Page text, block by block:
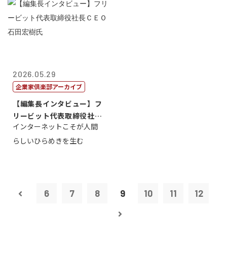
2026.05.29
企業家倶楽部アーカイブ
【編集長インタビュー】フ
リービット代表取締役社長
ＣＥＯ 石田...
インターネットこそが人間
らしいひらめきを生む
6 7 8 9 10 11 12